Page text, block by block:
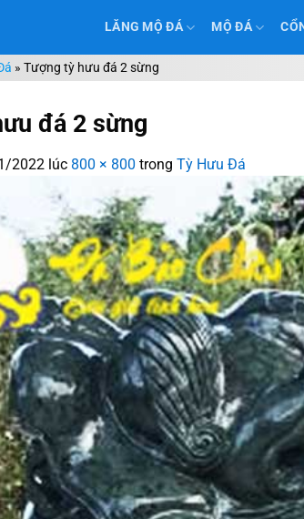
LĂNG MỘ ĐÁ MỘ ĐÁ
» Tượng tỳ hưu đá 2 sừng
đá 2 sừng
2022 lúc 800 × 800 trong Tỳ Hưu Đá